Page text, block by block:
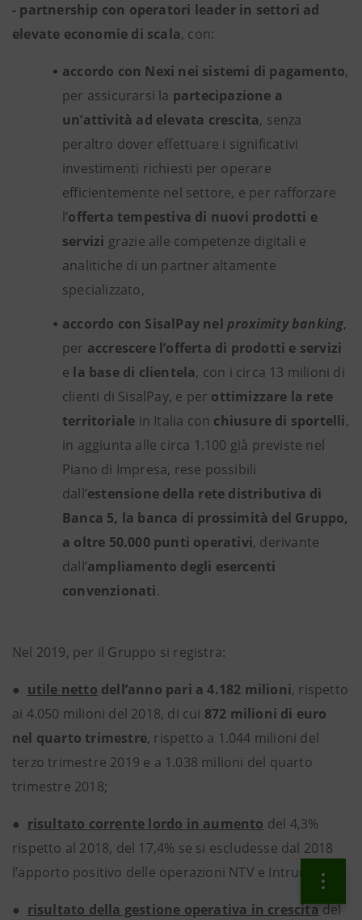
- partnership con operatori leader in settori ad
elevate economie di scala, con:
accordo con Nexi nei sistemi di pagamento,
per assicurarsi la partecipazione a
un’attività ad elevata crescita, senza
peraltro dover effettuare i significativi
investimenti richiesti per operare
efficientemente nel settore, e per rafforzare
l’offerta tempestiva di nuovi prodotti e
servizi grazie alle competenze digitali e
analitiche di un partner altamente
specializzato,
accordo con SisalPay nel proximity banking,
per accrescere l’offerta di prodotti e servizi
e la base di clientela, con i circa 13 milioni di
clienti di SisalPay, e per ottimizzare la rete
territoriale in Italia con chiusure di sportelli,
in aggiunta alle circa 1.100 già previste nel
Piano di Impresa, rese possibili
dall’estensione della rete distributiva di
Banca 5, la banca di prossimità del Gruppo,
a oltre 50.000 punti operativi, derivante
dall’ampliamento degli esercenti
convenzionati.
Nel 2019, per il Gruppo si registra:
● utile netto dell’anno pari a 4.182 milioni, rispetto
ai 4.050 milioni del 2018, di cui 872 milioni di euro
nel quarto trimestre, rispetto a 1.044 milioni del
terzo trimestre 2019 e a 1.038 milioni del quarto
trimestre 2018;
● risultato corrente lordo in aumento del 4,3%
rispetto al 2018, del 17,4% se si escludesse dal 2018
l’apporto positivo delle operazioni NTV e Intrum;
● risultato della gestione operativa in crescitadel